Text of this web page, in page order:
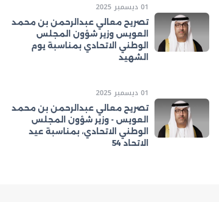
01 ديسمبر 2025
تصريح معالي عبدالرحمن بن محمد
العويس وزير شؤون المجلس
الوطني الاتحادي بمناسبة يوم
الشهيد
01 ديسمبر 2025
تصريح معالي عبدالرحمن بن محمد
العويس - وزير شؤون المجلس
الوطني الاتحادي، بمناسبة عيد
الاتحاد 54